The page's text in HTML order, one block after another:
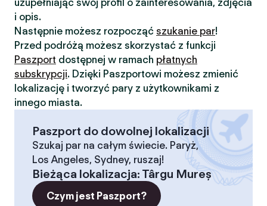
uzupełniając swój profil o zainteresowania, zdjęcia
i opis.
Następnie możesz rozpocząć szukanie par!
Przed podróżą możesz skorzystać z funkcji
Paszport dostępnej w ramach płatnych
subskrypcji. Dzięki Paszportowi możesz zmienić
lokalizację i tworzyć pary z użytkownikami z
innego miasta.
Paszport do dowolnej lokalizacji
Szukaj par na całym świecie. Paryż,
Los Angeles, Sydney, ruszaj!
Bieżąca lokalizacja: Târgu Mureș
Czym jest Paszport?